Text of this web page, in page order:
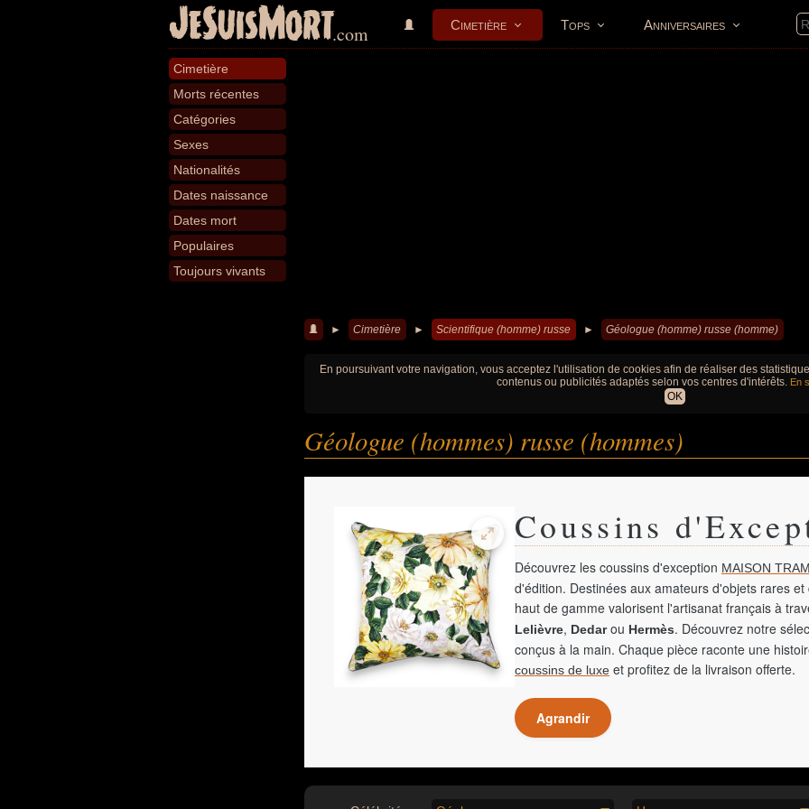
JeSuisMort.com Cimetière Tops Anniversaires
Cimetière
Morts récentes
Catégories
Sexes
Nationalités
Dates naissance
Dates mort
Populaires
Toujours vivants
► Cimetière ► Scientifique (homme) russe ► Géologue (homme) russe (homme)
En poursuivant votre navigation, vous acceptez l'utilisation de cookies afin de réaliser des
contenus ou publicités adaptés selon vos centres d'intérêts. En
OK
Géologue (hommes) russe (hommes)
Coussins
Découvrez les coussins d'exception MAISON
d'édition. Destinées aux amateurs d'objets rares
haut de gamme valorisent l'artisanat français à
Lelièvre, Dedarou Hermès. Découvrez notre
conçus à la main. Chaque pièce raconte une
coussins de luxe et profitez de la livraison offerte.
Agrandir